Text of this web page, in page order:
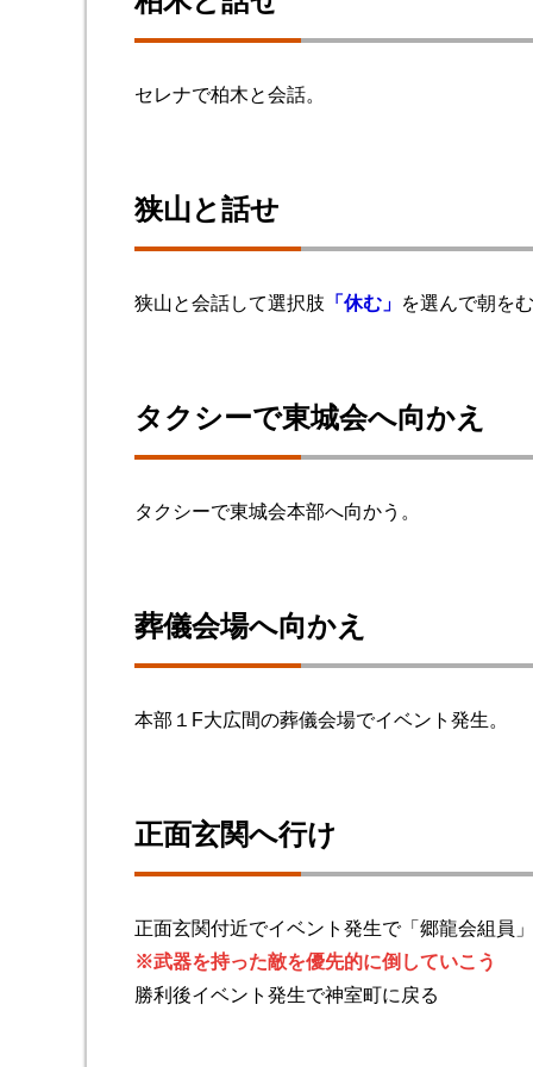
セレナで柏木と会話。
狭山と話せ
狭山と会話して選択肢 「休む」 を選んで朝を
タクシーで東城会へ向かえ
タクシーで東城会本部へ向かう。
葬儀会場へ向かえ
本部１F大広間の葬儀会場でイベント発生。
正面玄関へ行け
正面玄関付近でイベント発生で「郷龍会組員
※武器を持った敵を優先的に倒していこう
勝利後イベント発生で神室町に戻る